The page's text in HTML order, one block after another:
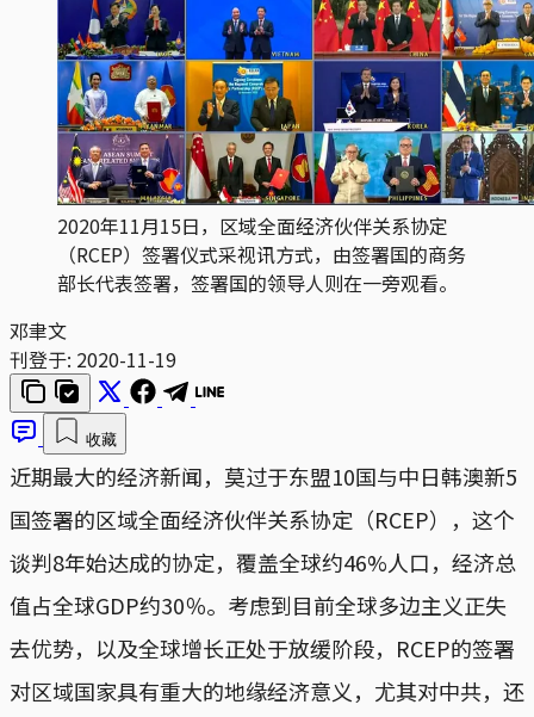
2020年11月15日，区域全面经济伙伴关系协定
（RCEP）签署仪式采视讯方式，由签署国的商务
部长代表签署，签署国的领导人则在一旁观看。
邓聿文
刊登于: 2020-11-19
收藏
近期最大的经济新闻，莫过于东盟10国与中日韩澳新5
国签署的区域全面经济伙伴关系协定（RCEP），这个
谈判8年始达成的协定，覆盖全球约46%人口，经济总
值占全球GDP约30％。考虑到目前全球多边主义正失
去优势，以及全球增长正处于放缓阶段，RCEP的签署
对区域国家具有重大的地缘经济意义，尤其对中共，还